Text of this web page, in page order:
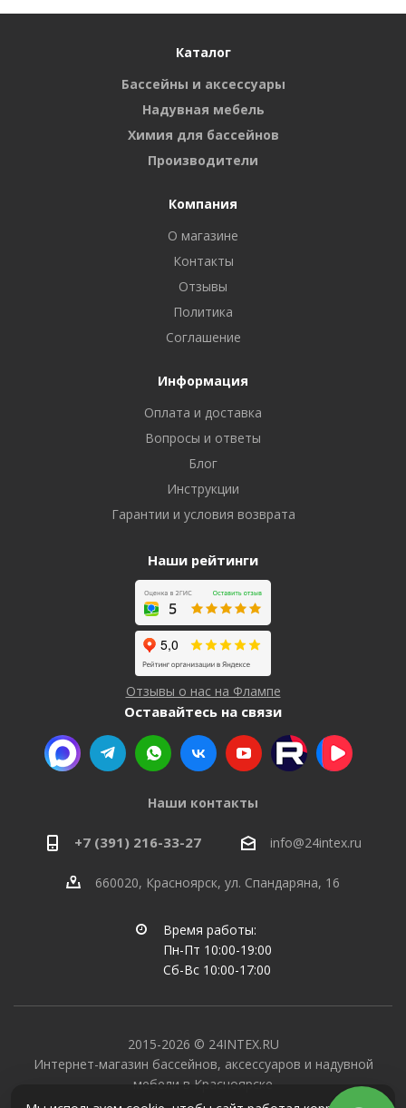
Каталог
Бассейны и аксессуары
Надувная мебель
Химия для бассейнов
Производители
Компания
О магазине
Контакты
Отзывы
Политика
Соглашение
Информация
Оплата и доставка
Вопросы и ответы
Блог
Инструкции
Гарантии и условия возврата
Наши рейтинги
Отзывы о нас на Флампе
Оставайтесь на связи
Наши контакты
+7 (391) 216-33-27 info@24intex.ru
660020, Красноярск, ул. Спандаряна, 16
Время работы:
Пн-Пт 10:00-19:00
Сб-Вс 10:00-17:00
2015-2026 © 24INTEX.RU
Интернет-магазин бассейнов, аксессуаров и надувной
мебели в Красноярске